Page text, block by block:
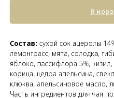
В
Состав: сухой сок ацеролы
лемонграсс, мята, солодка,
яблоко, пассифлора 5%,
корица, цедра апельсина,
клюква, апельсиновое масло,
Часть ингредиентов для чая